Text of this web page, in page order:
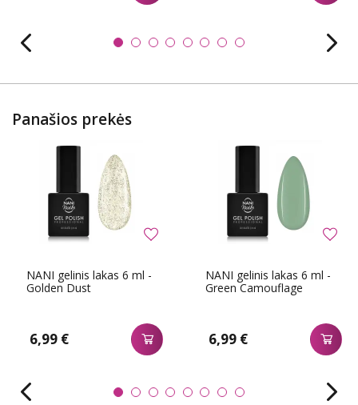
Panašios prekės
NANI gelinis lakas 6 ml -
Golden Dust
6,99 €
NANI gelinis lakas 6 ml -
Green Camouflage
6,99 €